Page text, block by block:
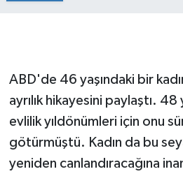
ABD'de 46 yaşındaki bir
ayrılık hikayesini paylaştı.
evlilik yıldönümleri için onu
götürmüştü. Kadın da bu
yeniden canlandıracağına